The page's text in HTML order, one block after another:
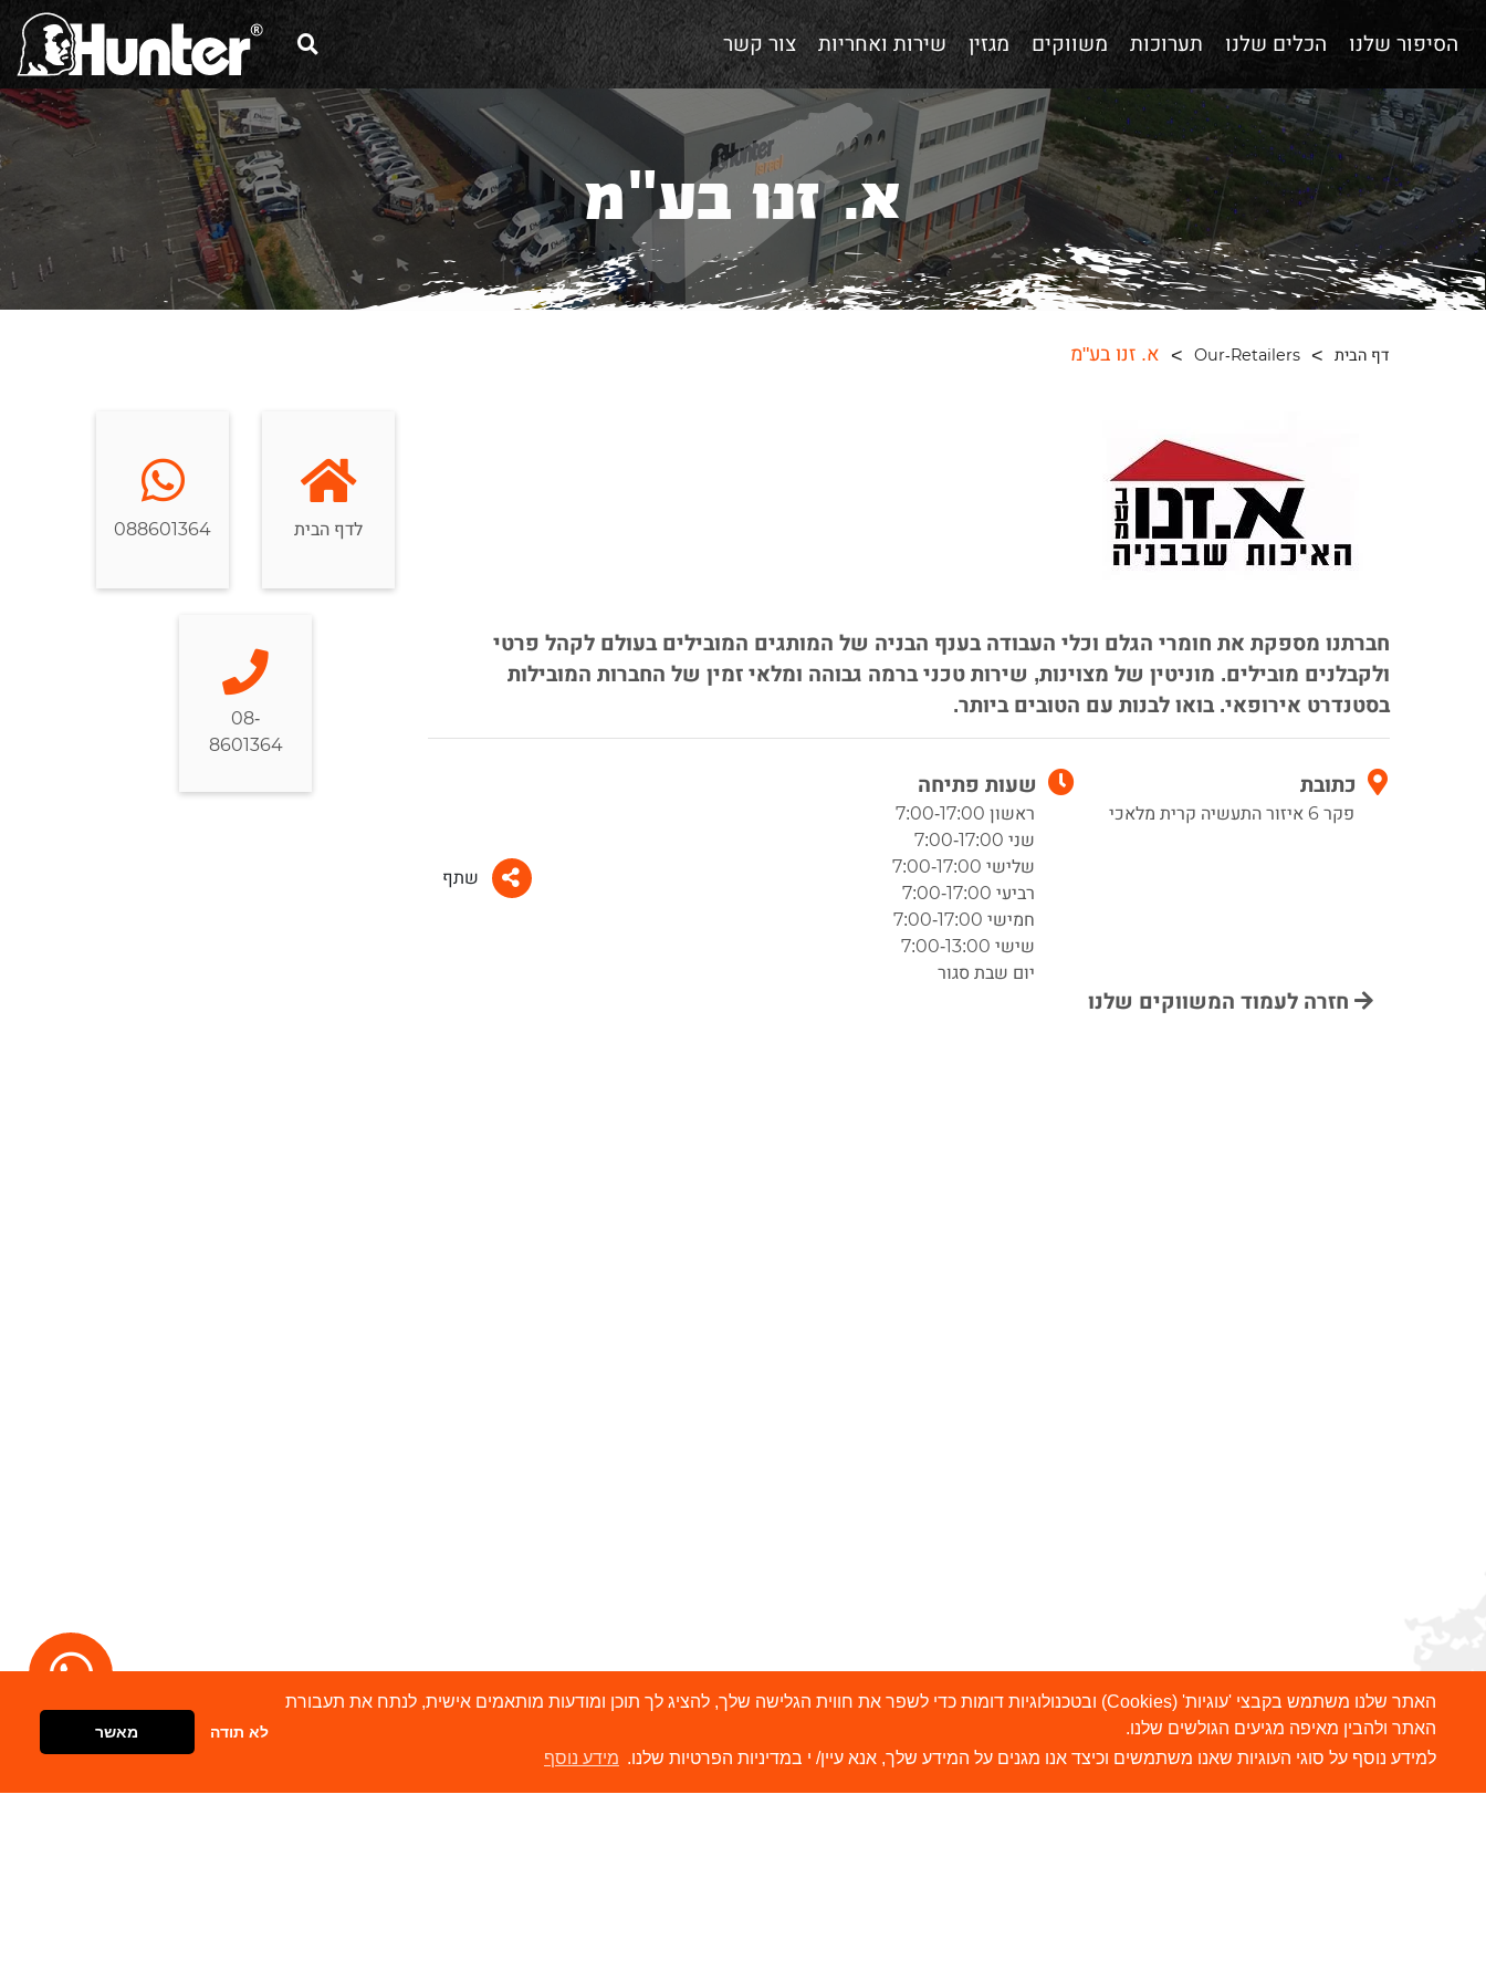
האתר שלנו משתמש בקבצי 'עוגיות' (Cookies) ובטכנולוגיות דומות כדי לשפר את חווית הגלישה שלך, להציג לך תוכן ומודעות מותאמים אישית, לנתח את תעבורת
האתר ולהבין מאיפה מגיעים הגולשים שלנו.
למידע נוסף על סוגי העוגיות שאנו משתמשים וכיצד אנו מגנים על המידע שלך, אנא עיין/ י במדיניות הפרטיות שלנו. מידע נוסף
לא תודה מאשר
הסיפור שלנו הכלים שלנו תערוכות משווקים מגזין שירות ואחריות צור קשר
א. זנו בע"מ
דף הבית Our-Retailers א. זנו בע"מ
חברתנו מספקת את חומרי הגלם וכלי העבודה בענף הבניה של המותגים המובילים בעולם לקהל פרטי
ולקבלנים מובילים. מוניטין של מצוינות, שירות טכני ברמה גבוהה ומלאי זמין של החברות המובילות
בסטנדרט אירופאי. בואו לבנות עם הטובים ביותר.
כתובת
פקר 6 איזור התעשיה קרית מלאכי
שעות פתיחה
ראשון 7:00-17:00
שני 7:00-17:00
שלישי 7:00-17:00
רביעי 7:00-17:00
חמישי 7:00-17:00
שישי 7:00-13:00
יום שבת סגור
שתף
לדף הבית 088601364
08-
8601364
חזרה לעמוד המשווקים שלנו
דברו איתנו